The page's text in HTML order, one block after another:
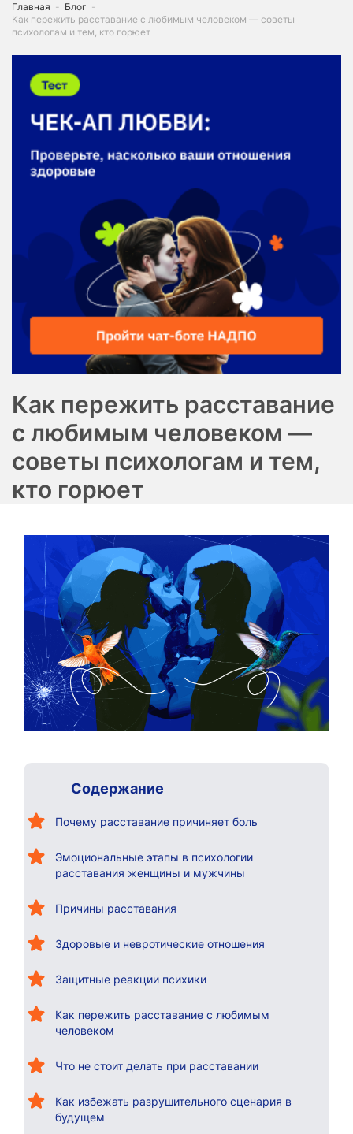
Главная - Блог -
Как пережить расставание с любимым человеком — советы
психологам и тем, кто горюет
Как пережить расставание
с любимым человеком —
советы психологам и тем,
кто горюет
Содержание
Почему расставание причиняет боль
Эмоциональные этапы в психологии
расставания женщины и мужчины
Причины расставания
Здоровые и невротические отношения
Защитные реакции психики
Как пережить расставание с любимым
человеком
Что не стоит делать при расставании
Как избежать разрушительного сценария в
будущем